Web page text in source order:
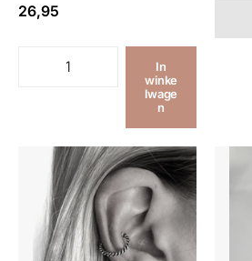
26,95
In
winke
lwage
n